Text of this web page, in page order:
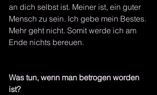
an dich selbst ist. Meiner ist, ein guter
Mensch zu sein. Ich gebe mein Bestes.
Mehr geht nicht. Somit werde ich am
Ende nichts bereuen.
Was tun, wenn man betrogen worden
ist?